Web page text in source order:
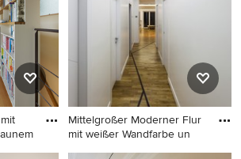
den Experten, dessen Design-
für Ihr Zuhause vorstellen können.
Fotogalerie schöne Flur-Ideen
warum Houzz die beste Erfahrung
die Renovierung oder das Einrichten
geht.
Mittelgroßer Moderner Flur
mit weißer Wandfarbe un